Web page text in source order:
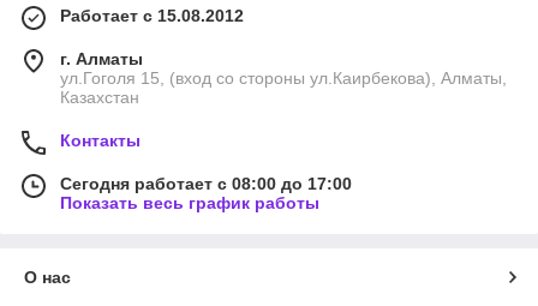
Работает с 15.08.2012
г. Алматы
ул.Гоголя 15, (вход со стороны ул.Каирбекова), Алматы,
Казахстан
Контакты
Сегодня работает с 08:00 до 17:00
Показать весь график работы
О нас